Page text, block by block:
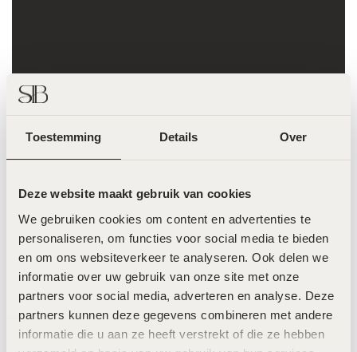
Toestemming Details Over
Deze website maakt gebruik van cookies
We gebruiken cookies om content en advertenties te
personaliseren, om functies voor social media te bieden
en om ons websiteverkeer te analyseren. Ook delen we
informatie over uw gebruik van onze site met onze
partners voor social media, adverteren en analyse. Deze
partners kunnen deze gegevens combineren met andere
informatie die u aan ze heeft verstrekt of die ze hebben
Marijn Kuijpers
Gorgeous @marijnkuipers komt elke maand
langs voor haar laserbehandeling, zo is ze de
hele zomer zorgeloos glad
Geen